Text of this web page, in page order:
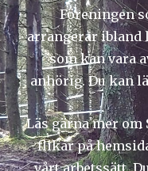
Föreningen
arrangerar ibland
som kan vara
anhörig. Du kan
Läs gärna mer
flikar på
vårt arbetssätt.